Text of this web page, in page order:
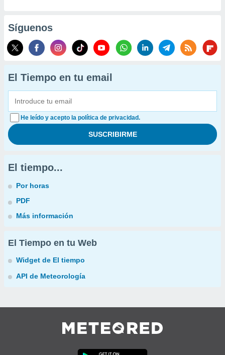
Síguenos
El Tiempo en tu email
He leído y acepto la política de privacidad.
El tiempo...
Por horas
PDF
Más información
El Tiempo en tu Web
Widget de El tiempo
API de Meteorología